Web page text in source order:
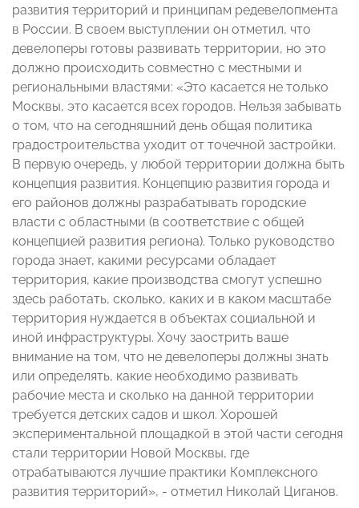
развития территорий и принципам редевелопмента
в России. В своем выступлении он отметил, что
девелоперы готовы развивать территории, но это
должно происходить совместно с местными и
региональными властями: «Это касается не только
Москвы, это касается всех городов. Нельзя забывать
о том, что на сегодняшний день общая политика
градостроительства уходит от точечной застройки.
В первую очередь, у любой территории должна быть
концепция развития. Концепцию развития города и
его районов должны разрабатывать городские
власти с областными (в соответствие с общей
концепцией развития региона). Только руководство
города знает, какими ресурсами обладает
территория, какие производства смогут успешно
здесь работать, сколько, каких и в каком масштабе
территория нуждается в объектах социальной и
иной инфраструктуры. Хочу заострить ваше
внимание на том, что не девелоперы должны знать
или определять, какие необходимо развивать
рабочие места и сколько на данной территории
требуется детских садов и школ. Хорошей
экспериментальной площадкой в этой части сегодня
стали территории Новой Москвы, где
отрабатываются лучшие практики Комплексного
развития территорий», - отметил Николай Циганов.